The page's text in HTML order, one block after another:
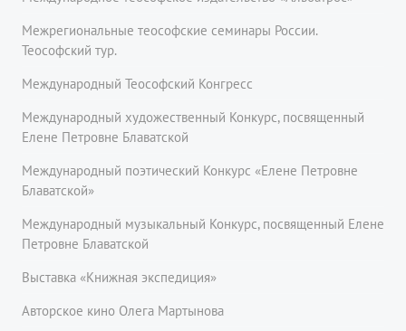
Межрегиональные теософские семинары России.
Теософский тур.
Международный Теософский Конгресс
Международный художественный Конкурс, посвященный
Елене Петровне Блаватской
Международный поэтический Конкурс «Елене Петровне
Блаватской»
Международный музыкальный Конкурс, посвященный Елене
Петровне Блаватской
Выставка «Книжная экспедиция»
Авторское кино Олега Мартынова